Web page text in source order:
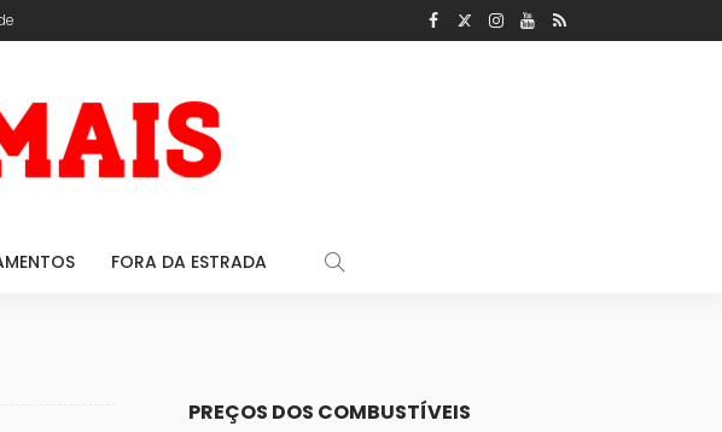
FORA DA ESTRADA
PREÇOS DOS COMBUSTÍVEIS